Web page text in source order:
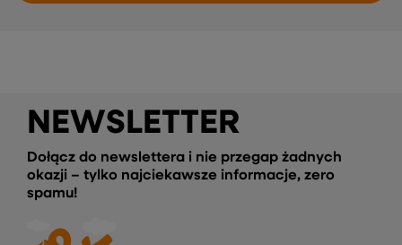
NEWSLETTER
Dołącz do newslettera i nie przegap żadnych
okazji – tylko najciekawsze informacje, zero
spamu!